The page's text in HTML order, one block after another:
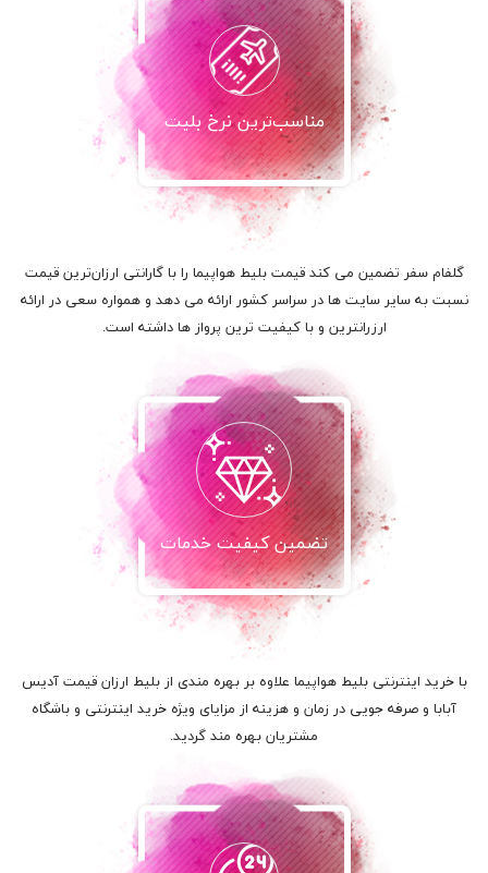
مناسب‌ترین نرخ بلیت
گلفام سفر تضمین می کند قیمت بلیط هواپیما را با گارانتی ارزان‌ترین قیمت
نسبت به سایر سایت ها در سراسر کشور ارائه می دهد و همواره سعی در ارائه
ارزرانترین و با کیفیت ترین پرواز ها داشته است.
تضمین کیفیت خدمات
با خرید اینترنتی بلیط هواپیما علاوه بر بهره مندی از بلیط ارزان قیمت آدیس
آبابا و صرفه جویی در زمان و هزینه از مزایای ویژه خرید اینترنتی و باشگاه
مشتریان بهره مند گردید.